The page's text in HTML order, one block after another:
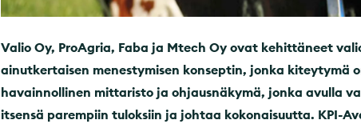
Valio Oy, ProAgria, Faba ja Mtech Oy ovat kehittäneet
ainutkertaisen menestymisen konseptin, jonka kiteytymä
havainnollinen mittaristo ja ohjausnäkymä, jonka avulla
itsensä parempiin tuloksiin ja johtaa kokonaisuutta. KPI-